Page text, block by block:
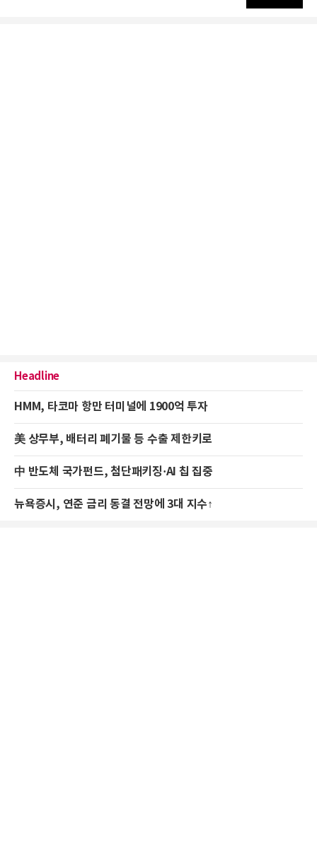
Headline
HMM, 타코마 항만 터미널에 1900억 투자
美 상무부, 배터리 폐기물 등 수출 제한키로
中 반도체 국가펀드, 첨단패키징·AI 칩 집중
뉴욕증시, 연준 금리 동결 전망에 3대 지수↑